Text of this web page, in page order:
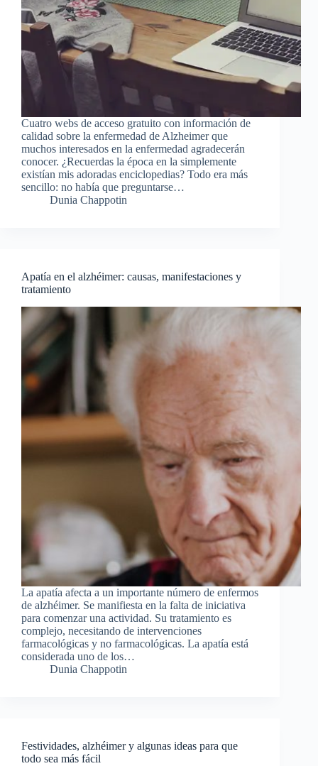
Cuatro webs de acceso gratuito con información de
calidad sobre la enfermedad de Alzheimer que
muchos interesados en la enfermedad agradecerán
conocer. ¿Recuerdas la época en la simplemente
existían mis adoradas enciclopedias? Todo era más
sencillo: no había que preguntarse…
Dunia Chappotin
Apatía en el alzhéimer: causas, manifestaciones y
tratamiento
La apatía afecta a un importante número de enfermos
de alzhéimer. Se manifiesta en la falta de iniciativa
para comenzar una actividad. Su tratamiento es
complejo, necesitando de intervenciones
farmacológicas y no farmacológicas. La apatía está
considerada uno de los…
Dunia Chappotin
Festividades, alzhéimer y algunas ideas para que
todo sea más fácil